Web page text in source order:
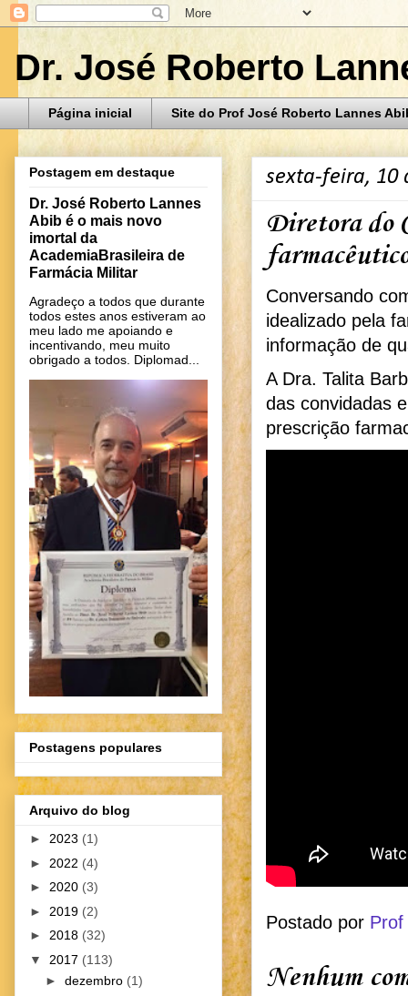
Dr. José Roberto
Página inicial Site do Prof José Roberto Lannes
sexta-feira, 10
Diretora do
Conversando
idealizado pela
informação de
A Dra. Talita
das convidadas
prescrição
Postado por Prof
Nenhum
Postagem em destaque
Dr. José Roberto Lannes
Abib é o mais novo
imortal da
AcademiaBrasileira de
Farmácia Militar
Agradeço a todos que durante
todos estes anos estiveram ao
meu lado me apoiando e
incentivando, meu muito
obrigado a todos. Diplomad...
Postagens populares
Arquivo do blog
► 2023 (1)
► 2022 (4)
► 2020 (3)
► 2019 (2)
► 2018 (32)
▼ 2017 (113)
► dezembro (1)